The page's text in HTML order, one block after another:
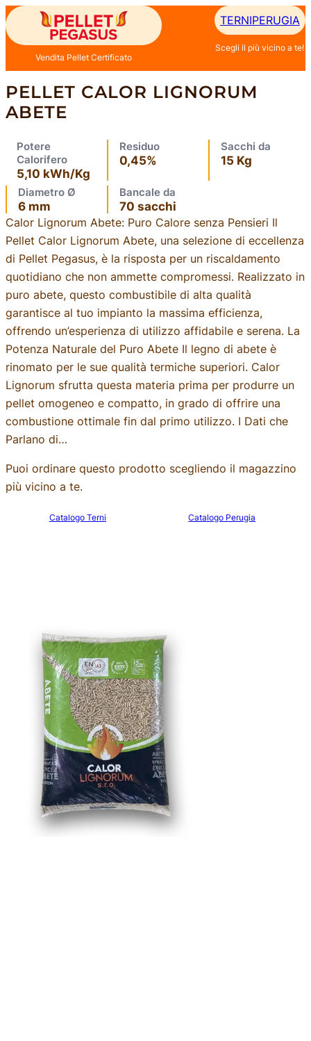
Vai
al
Vendita Pellet Certificato
TERNIPERUGIA
Scegli il più vicino a te!
PELLET CALOR LIGNORUM
ABETE
Potere
Calorifero
5,10 kWh/Kg
Residuo
0,45%
Sacchi da
15 Kg
Diametro Ø
6 mm
Bancale da
70 sacchi
Calor Lignorum Abete: Puro Calore senza Pensieri Il
Pellet Calor Lignorum Abete, una selezione di eccellenza
di Pellet Pegasus, è la risposta per un riscaldamento
quotidiano che non ammette compromessi. Realizzato in
puro abete, questo combustibile di alta qualità
garantisce al tuo impianto la massima efficienza,
offrendo un’esperienza di utilizzo affidabile e serena. La
Potenza Naturale del Puro Abete Il legno di abete è
rinomato per le sue qualità termiche superiori. Calor
Lignorum sfrutta questa materia prima per produrre un
pellet omogeneo e compatto, in grado di offrire una
combustione ottimale fin dal primo utilizzo. I Dati che
Parlano di…
Puoi ordinare questo prodotto scegliendo il magazzino
più vicino a te.
Catalogo Terni Catalogo Perugia